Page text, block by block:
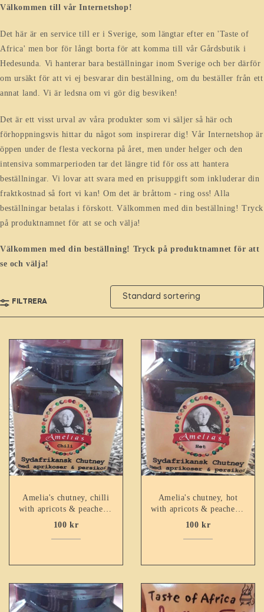
Välkommen till vår Internetshop!
Det här är en service till er i Sverige, som längtar efter en 'Taste of
Africa' men bor för långt borta för att komma till vår Gårdsbutik i
Hedesunda. Vi hanterar bara beställningar inom Sverige och ber därför
om ursäkt för att vi ej besvarar din beställning, om du beställer från ett
annat land. Vi är ledsna om vi gör dig besviken!
Det är ett visst urval av våra produkter som vi säljer så här och
förhoppningsvis hittar du något som inspirerar dig! Vår Internetshop är
öppen under de flesta veckorna på året, men under helger och den
intensiva sommarperioden tar det längre tid för oss att hantera
beställningar. Vi lovar att svara med en prisuppgift som inkluderar din
fraktkostnad så fort vi kan! Om det är bråttom - ring oss! Alla
beställningar betalas i förskott. Välkommen med din beställning! Tryck
på produktnamnet för att se och välja!
Välkommen med din beställning! Tryck på produktnamnet för att
se och välja!
FILTRERA
Amelia's chutney, chilli
with apricots & peaches –
260ml
100kr
Amelia's chutney, hot
with apricots & peaches –
260ml
100kr